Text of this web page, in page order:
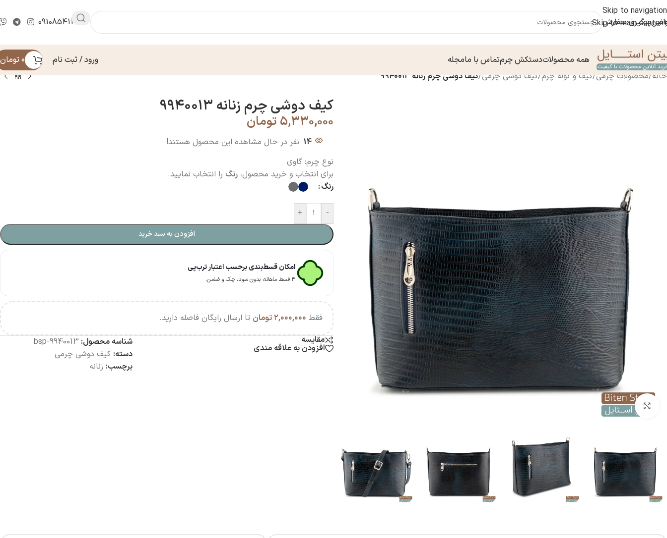
Skip to navigation
Skip to main content
پیگیری سفارش 09108541430
همه محصولاتدستکش چرمتماس با مامجله ورود / ثبت نام ۰تومان
خانه/محصولات چرمی/کیف و کوله چرم/کیف دوشی چرمی/کیف دوشی چرم زنانه ۹۹۴۰۰۱۳
بزرگنمایی تصویر
کیف دوشی چرم زنانه ۹۹۴۰۰۱۳
۵,۳۳۰,۰۰۰ تومان
14 نفر در حال مشاهده این محصول هستند!
نوع چرم: گاوی
برای انتخاب و خرید محصول، رنگ را انتخاب نمایید.
رنگ
-
+
افزودن به سبد خرید
امکان قسط‌بندی برحسب اعتبار ترب‌پی
۴ قسط ماهانه. بدون سود، چک و ضامن.
فقط ۲,۰۰۰,۰۰۰تومان تا ارسال رایگان فاصله دارید.
مقایسه
افزودن به علاقه مندی
شناسه محصول: bsp-9940013
دسته: کیف دوشی چرمی
برچسب: زنانه